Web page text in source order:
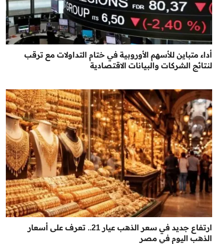
أداء متباين للأسهم الأوروبية في ختام التداولات مع ترقب
لنتائج الشركات والبيانات الاقتصادية
ارتفاع جديد في سعر الذهب عيار 21.. تعرف على أسعار
الذهب اليوم في مصر